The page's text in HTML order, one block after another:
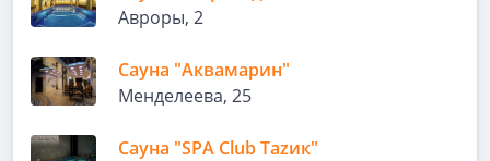
Авроры, 2
Сауна "Аквамарин"
Менделеева, 25
Сауна "SPA Club Таzик"